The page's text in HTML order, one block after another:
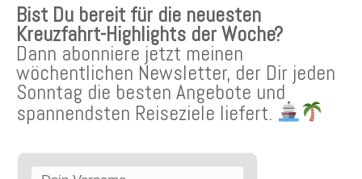
Bist Du bereit für die neuesten
Kreuzfahrt-Highlights der Woche?
Dann abonniere jetzt meinen
wöchentlichen Newsletter, der Dir jeden
Sonntag die besten Angebote und
spannendsten Reiseziele liefert.